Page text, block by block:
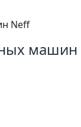
Neff
машин